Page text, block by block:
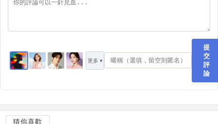
更多 ▾
提
交
評
論
猜你喜歡